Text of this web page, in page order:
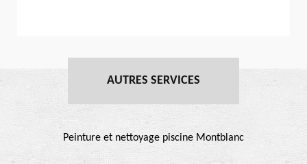
AUTRES SERVICES
Peinture et nettoyage piscine Montblanc